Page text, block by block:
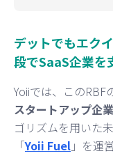
デットでもエク
段でSaaS企業を
Yoiiでは、このRBF
スタートアップ企
ゴリズムを用いた
「Yoii Fuel 」を運